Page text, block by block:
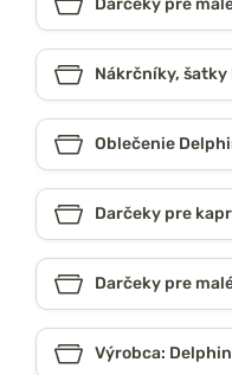
Nákrčníky, šatky
Oblečenie
Darčeky pre
Darčeky pre
Výrobca: Delphin